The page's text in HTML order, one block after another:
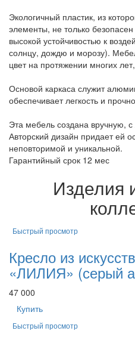
Экологичный пластик, из
элементы, не только
высокой устойчивостью к
солнцу, дождю и морозу).
цвет на протяжении многих
Основой каркаса служит
обеспечивает легкость и
Эта мебель создана вручную,
Авторский дизайн придает ей
неповторимой и уникальной.
Гарантийный срок 12 мес
Изделия
Быстрый просмотр
Кресло из
«ЛИЛИЯ» (серый
47 000
Купить
Быстрый просмотр